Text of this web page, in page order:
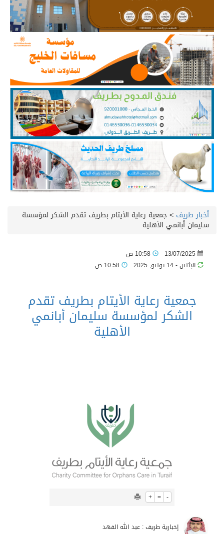
أخبار طريف >جمعية رعاية الأيتام بطريف تقدم الشكر لمؤسسة
سليمان أبانمي الأهلية
13/07/2025
الإثنين - 14 يوليو, 2025
جمعية رعاية الأيتام بطريف تقدم
الشكر لمؤسسة سليمان أبانمي
الأهلية
+ = -
إخبارية طريف : عبد الله الفهد